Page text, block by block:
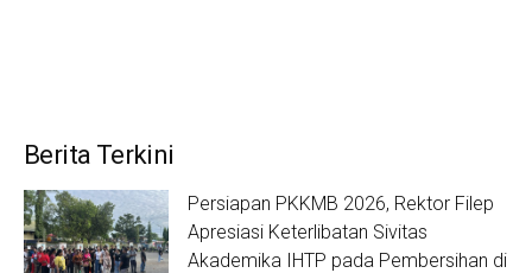
Berita Terkini
Persiapan PKKMB 2026, Rektor Filep
Apresiasi Keterlibatan Sivitas
Akademika IHTP pada Pembersihan di